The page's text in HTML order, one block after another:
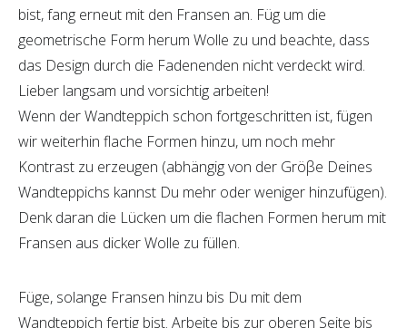
bist, fang erneut mit den Fransen an. Füg um die
geometrische Form herum Wolle zu und beachte, dass
das Design durch die Fadenenden nicht verdeckt wird.
Lieber langsam und vorsichtig arbeiten!
Wenn der Wandteppich schon fortgeschritten ist, fügen
wir weiterhin flache Formen hinzu, um noch mehr
Kontrast zu erzeugen (abhängig von der Gröβe Deines
Wandteppichs kannst Du mehr oder weniger hinzufügen).
Denk daran die Lücken um die flachen Formen herum mit
Fransen aus dicker Wolle zu füllen.
Füge, solange Fransen hinzu bis Du mit dem
Wandteppich fertig bist. Arbeite bis zur oberen Seite bis